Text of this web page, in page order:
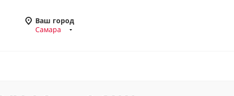
Ваш город
Самара